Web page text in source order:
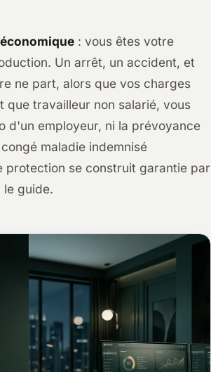
: vous êtes votre
Un arrêt, un accident, et
ne part, alors que vos charges
que travailleur non salarié, vous
d'un employeur, ni la prévoyance
maladie indemnisé
protection se construit garantie par
guide.